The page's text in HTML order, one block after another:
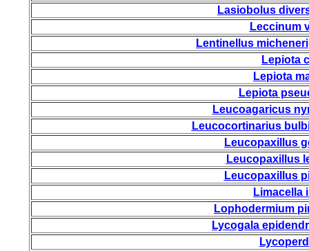
Lasiobolus
Leccinum
Lentinellus micheneri
Lepiota
Lepiota
Lepiota
Leucoagaricus
Leucocortinarius
Leucopaxillus
Leucopaxillus
Leucopaxillus
Limacella
Lophodermium
Lycogala